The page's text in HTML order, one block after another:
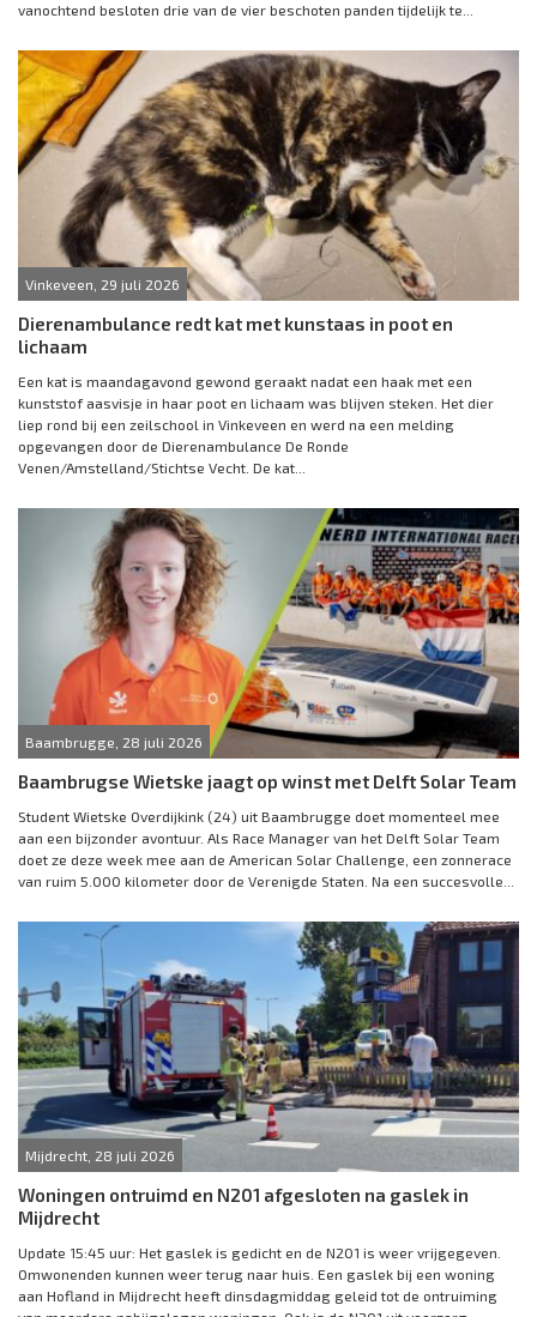
vanochtend besloten drie van de vier beschoten panden tijdelijk te...
Vinkeveen, 29 juli 2026
Dierenambulance redt kat met kunstaas in poot en
lichaam
Een kat is maandagavond gewond geraakt nadat een haak met een
kunststof aasvisje in haar poot en lichaam was blijven steken. Het dier
liep rond bij een zeilschool in Vinkeveen en werd na een melding
opgevangen door de Dierenambulance De Ronde
Venen/Amstelland/Stichtse Vecht. De kat...
Baambrugge, 28 juli 2026
Baambrugse Wietske jaagt op winst met Delft Solar Team
Student Wietske Overdijkink (24) uit Baambrugge doet momenteel mee
aan een bijzonder avontuur. Als Race Manager van het Delft Solar Team
doet ze deze week mee aan de American Solar Challenge, een zonnerace
van ruim 5.000 kilometer door de Verenigde Staten. Na een succesvolle...
Mijdrecht, 28 juli 2026
Woningen ontruimd en N201 afgesloten na gaslek in
Mijdrecht
Update 15:45 uur: Het gaslek is gedicht en de N201 is weer vrijgegeven.
Omwonenden kunnen weer terug naar huis. Een gaslek bij een woning
aan Hofland in Mijdrecht heeft dinsdagmiddag geleid tot de ontruiming